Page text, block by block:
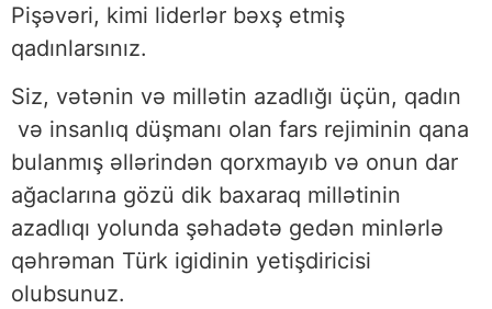
Pişəvəri, kimi liderlər bəxş etmiş
qadınlarsınız.
Siz, vətənin və millətin azadlığı üçün, qadın
və insanlıq düşmanı olan fars rejiminin qana
bulanmış əllərindən qorxmayıb və onun dar
ağaclarına gözü dik baxaraq millətinin
azadlıqı yolunda şəhadətə gedən minlərlə
qəhrəman Türk igidinin yetişdiricisi
olubsunuz.